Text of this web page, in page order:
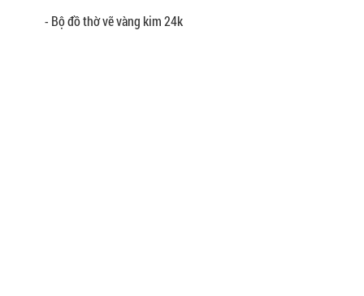
- Bộ đồ thờ vẽ vàng kim 24k